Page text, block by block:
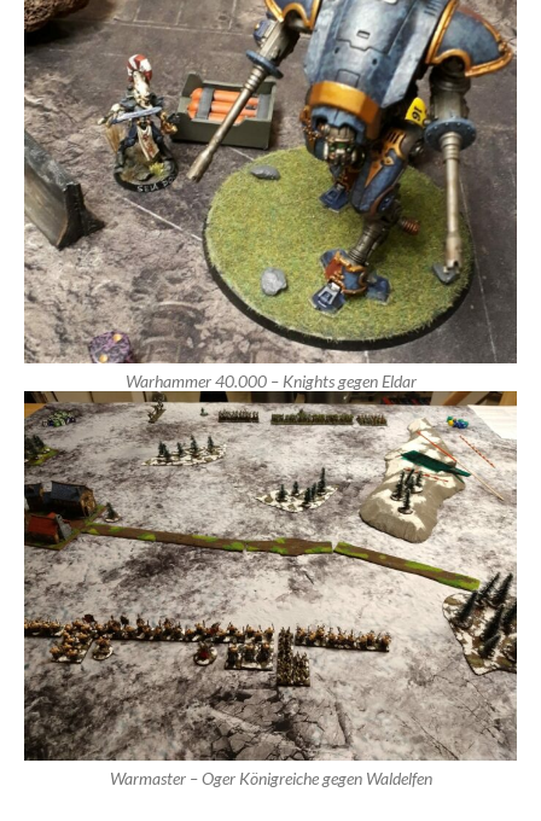
Warhammer 40.000 – Knights gegen Eldar
Warmaster – Oger Königreiche gegen Waldelfen